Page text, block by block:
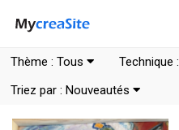
Thème : Tous Technique :
Triez par : Nouveautés